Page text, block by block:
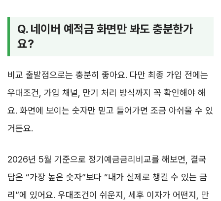
Q. 네이버 예적금 화면만 봐도 충분한가
요?
비교 출발점으로는 충분히 좋아요. 다만 최종 가입 전에는
우대조건, 가입 채널, 만기 처리 방식까지 꼭 확인해야 해
요. 화면에 보이는 숫자만 믿고 들어가면 조금 아쉬울 수 있
거든요.
2026년 5월 기준으로 정기예금금리비교를 해보면, 결국
답은 “가장 높은 숫자”보다 “내가 실제로 챙길 수 있는 금
리”에 있어요. 우대조건이 쉬운지, 세후 이자가 어떤지, 만